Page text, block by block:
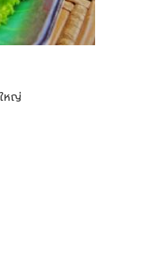
หญ่